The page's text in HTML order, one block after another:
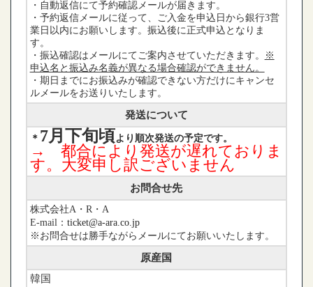
・自動返信にて予約確認メールが届きます。
・予約返信メールに従って、ご入金を申込日から銀行3営
業日以内にお願いします。振込後に正式申込となりま
す。
・振込確認はメールにてご案内させていただきます。
※
申込名と振込み名義が異なる場合確認ができません。
・期日までにお振込みが確認できない方だけにキャンセ
ルメールをお送りいたします。
発送について
＊ 7月下旬頃より順次発送の予定です。
→ 都合により発送が遅れておりま
す。大変申し訳ございません
お問合せ先
株式会社A・R・A
E-mail： ticket@a-ara.co.jp
※お問合せは勝手ながらメールにてお願いいたします。
原産国
韓国